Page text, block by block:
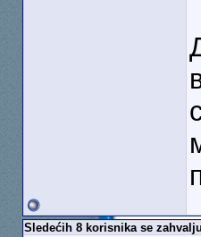
Sledećih 8 korisnika se